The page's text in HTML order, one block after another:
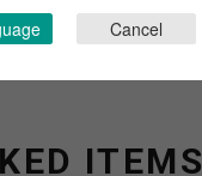
ITEMS
Cancel